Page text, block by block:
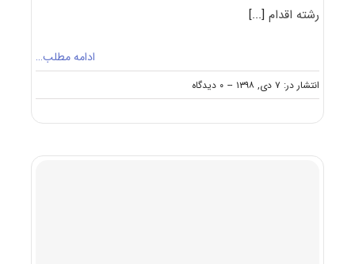
رشته اقدام[...]
ادامه مطلب…
انتشار در: ۷ دی, ۱۳۹۸ -- ۰ دیدگاه
on
نکات
دکتری